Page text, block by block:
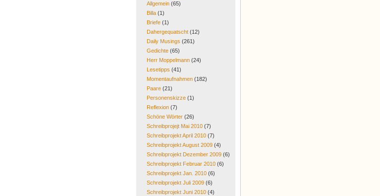
Allgemein(65)
Billa(1)
Briefe(1)
Dahergequatscht(12)
Daily Musings (261)
Gedichte(65)
Herr Moppelmann(24)
Lesetipps (41)
Momentaufnahmen(182)
Paare(21)
Personenskizze(1)
Reflexion(7)
Schöne Wörter(26)
Schreibprojejt Mai 2010(7)
Schreibprojekt April 2010(7)
Schreibprojekt August 2009(4)
Schreibprojekt Dezember 2009(6)
Schreibprojekt Februar 2010(6)
Schreibprojekt Jan. 2010(6)
Schreibprojekt Juli 2009(6)
Schreibprojekt Juni 2010(4)